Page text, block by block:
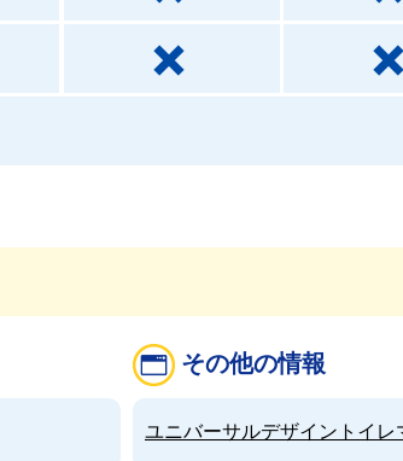
その他の情報
ユニバーサルデザイントイレ